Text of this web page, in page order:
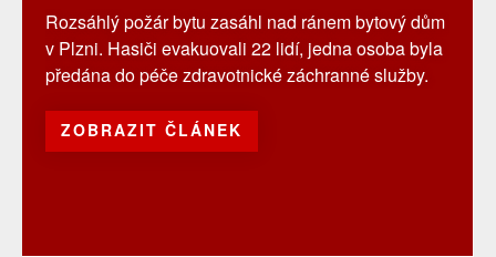
Rozsáhlý požár bytu zasáhl nad ránem bytový dům
v Plzni. Hasiči evakuovali 22 lidí, jedna osoba byla
předána do péče zdravotnické záchranné služby.
ZOBRAZIT ČLÁNEK